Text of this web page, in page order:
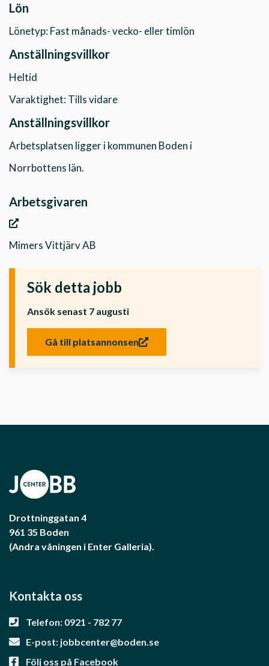
Lön
Lönetyp: Fast månads- vecko- eller timlön
Anställningsvillkor
Heltid
Varaktighet: Tills vidare
Anställningsvillkor
Arbetsplatsen ligger i kommunen Boden i
Norrbottens län.
Arbetsgivaren
Mimers Vittjärv AB
Sök detta jobb
Ansök senast 7 augusti
Gå till platsannonsen
Drottninggatan 4
961 35 Boden
(Andra våningen i Enter Galleria).
Kontakta oss
Telefon: 0921 - 782 77
E-post: jobbcenter@boden.se
Följ oss på Facebook